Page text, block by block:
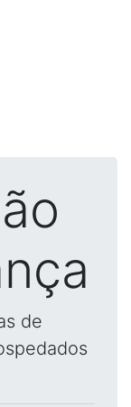
de